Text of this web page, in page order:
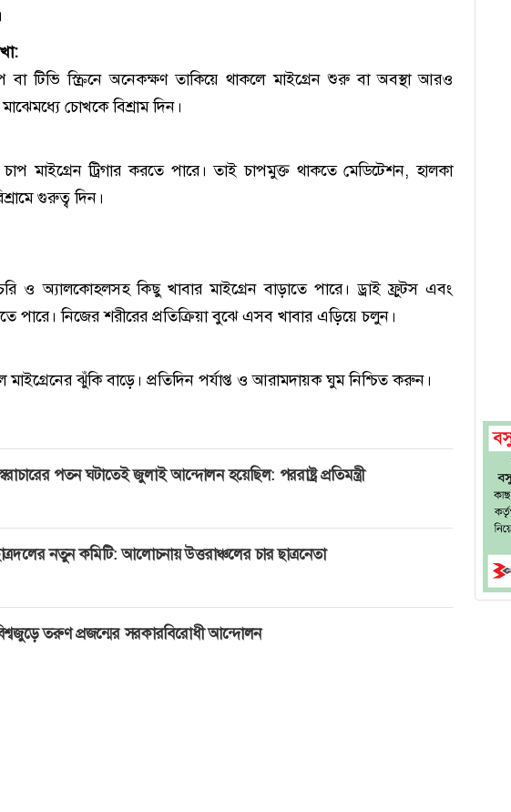
বা টিভি স্ক্রিনে অনেকক্ষণ তাকিয়ে থাকলে মাইগ্রেন শুরু বা অবস্থা আরও
চোখকে বিশ্রাম দিন।
মাইগ্রেন ট্রিগার করতে পারে। তাই চাপমুক্ত থাকতে মেডিটেশন, হালকা
গুরুত্ব দিন।
ও অ্যালকোহলসহ কিছু খাবার মাইগ্রেন বাড়াতে পারে। ড্রাই ফ্রুটস এবং
পারে। নিজের শরীরের প্রতিক্রিয়া বুঝে এসব খাবার এড়িয়ে চলুন।
মাইগ্রেনের ঝুঁকি বাড়ে। প্রতিদিন পর্যাপ্ত ও আরামদায়ক ঘুম নিশ্চিত করুন।
পতন ঘটাতেই জুলাই আন্দোলন হয়েছিল: পররাষ্ট্র প্রতিমন্ত্রী
নতুন কমিটি: আলোচনায় উত্তরাঞ্চলের চার ছাত্রনেতা
তরুণ প্রজন্মের সরকারবিরোধী আন্দোলন